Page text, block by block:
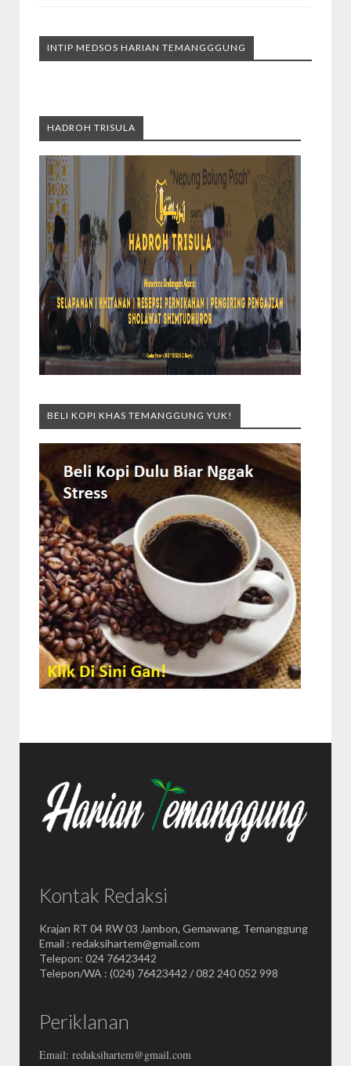
INTIP MEDSOS HARIAN TEMANGGGUNG
HADROH TRISULA
BELI KOPI KHAS TEMANGGUNG YUK!
Kontak Redaksi
Krajan RT 04 RW 03 Jambon, Gemawang, Temanggung
Email : redaksihartem@gmail.com
Telepon: 024 76423442
Telepon/WA : (024) 76423442 / 082 240 052 998
Periklanan
Email: redaksihartem@gmail.com